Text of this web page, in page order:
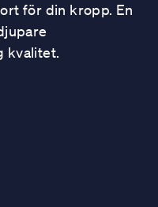
för din kropp. En
kvalitet.